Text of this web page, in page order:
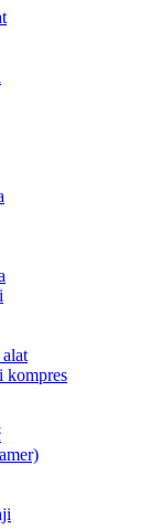
kompres